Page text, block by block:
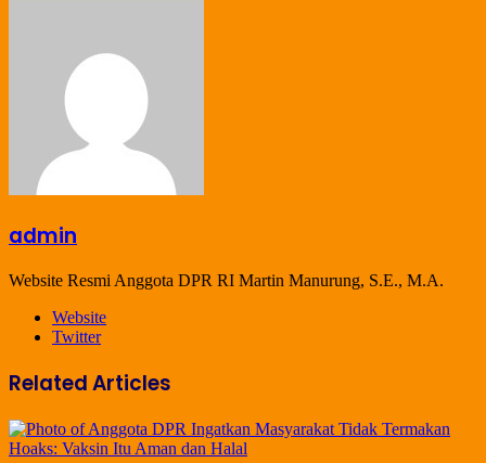
admin
Website Resmi Anggota DPR RI Martin Manurung, S.E., M.A.
Website
Twitter
Related Articles